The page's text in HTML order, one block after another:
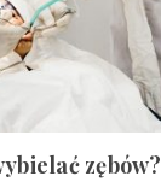
zębów?